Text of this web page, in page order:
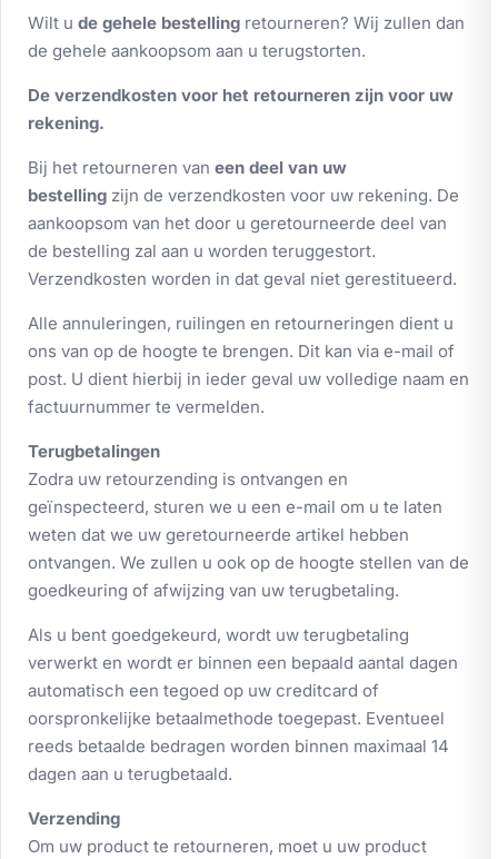
Wilt u de gehele bestelling retourneren? Wij zullen dan
de gehele aankoopsom aan u terugstorten.
De verzendkosten voor het retourneren zijn voor uw
rekening.
Bij het retourneren van een deel van uw
bestelling zijn de verzendkosten voor uw rekening. De
aankoopsom van het door u geretourneerde deel van
de bestelling zal aan u worden teruggestort.
Verzendkosten worden in dat geval niet gerestitueerd.
Alle annuleringen, ruilingen en retourneringen dient u
ons van op de hoogte te brengen. Dit kan via e-mail of
post. U dient hierbij in ieder geval uw volledige naam en
factuurnummer te vermelden.
Terugbetalingen
Zodra uw retourzending is ontvangen en
geïnspecteerd, sturen we u een e-mail om u te laten
weten dat we uw geretourneerde artikel hebben
ontvangen. We zullen u ook op de hoogte stellen van de
goedkeuring of afwijzing van uw terugbetaling.
Als u bent goedgekeurd, wordt uw terugbetaling
verwerkt en wordt er binnen een bepaald aantal dagen
automatisch een tegoed op uw creditcard of
oorspronkelijke betaalmethode toegepast. Eventueel
reeds betaalde bedragen worden binnen maximaal 14
dagen aan u terugbetaald.
Verzending
Om uw product te retourneren, moet u uw product